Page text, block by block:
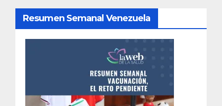
Resumen Semanal Venezuela